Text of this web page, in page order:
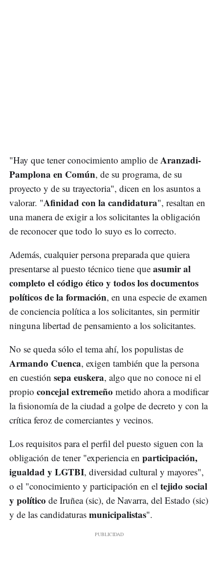
"Hay que tener conocimiento amplio de Aranzadi-
Pamplona en Común, de su programa, de su
proyecto y de su trayectoria", dicen en los asuntos a
valorar. "Afinidad con la candidatura", resaltan en
una manera de exigir a los solicitantes la obligación
de reconocer que todo lo suyo es lo correcto.
Además, cualquier persona preparada que quiera
presentarse al puesto técnico tiene que asumir al
completo el código ético y todos los documentos
políticos de la formación, en una especie de examen
de conciencia política a los solicitantes, sin permitir
ninguna libertad de pensamiento a los solicitantes.
No se queda sólo el tema ahí, los populistas de
Armando Cuenca, exigen también que la persona
en cuestión sepa euskera, algo que no conoce ni el
propio concejal extremeño metido ahora a modificar
la fisionomía de la ciudad a golpe de decreto y con la
crítica feroz de comerciantes y vecinos.
Los requisitos para el perfil del puesto siguen con la
obligación de tener "experiencia en participación,
igualdad y LGTBI, diversidad cultural y mayores",
o el "conocimiento y participación en el tejido social
y político de Iruñea (sic), de Navarra, del Estado (sic)
y de las candidaturas municipalistas".